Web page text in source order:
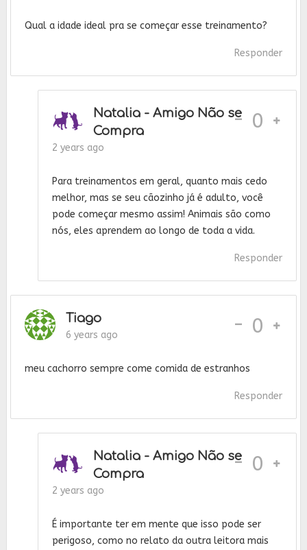
Qual a idade ideal pra se começar esse treinamento?
Responder
Natalia - Amigo Não se
Compra
2 years ago
- 0
Para treinamentos em geral, quanto mais cedo
melhor, mas se seu cãozinho já é adulto, você
pode começar mesmo assim! Animais são como
nós, eles aprendem ao longo de toda a vida.
Responder
Tiago
6 years ago - 0
meu cachorro sempre come comida de estranhos
Responder
Natalia - Amigo Não se
Compra
2 years ago
- 0
É importante ter em mente que isso pode ser
perigoso, como no relato da outra leitora mais